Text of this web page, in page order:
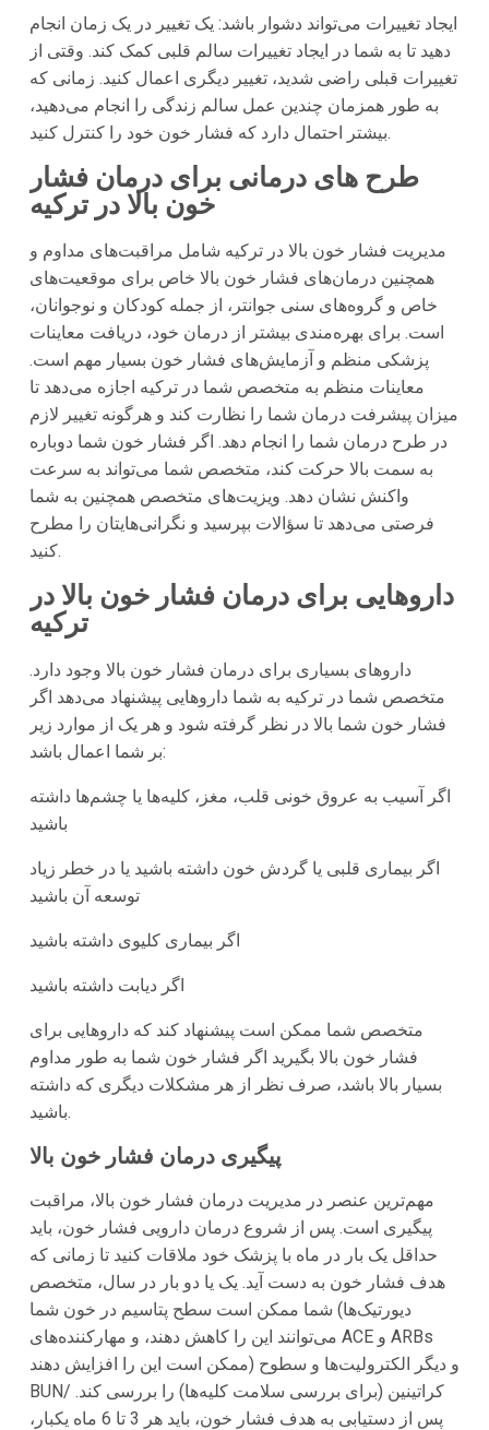
ایجاد تغییرات می‌تواند دشوار باشد: یک تغییر در یک زمان انجام
دهید تا به شما در ایجاد تغییرات سالم قلبی کمک کند. وقتی از
تغییرات قبلی راضی شدید، تغییر دیگری اعمال کنید. زمانی که
به طور همزمان چندین عمل سالم زندگی را انجام می‌دهید،
بیشتر احتمال دارد که فشار خون خود را کنترل کنید.
طرح های درمانی برای درمان فشار
خون بالا در ترکیه
مدیریت فشار خون بالا درترکیه شامل مراقبت‌های مداوم و
همچنین درمان‌های فشار خون بالا خاص برای موقعیت‌های
خاص و گروه‌های سنی جوانتر، از جمله کودکان و نوجوانان،
است. برای بهره‌مندی بیشتر از درمان خود، دریافت معاینات
پزشکی منظم و آزمایش‌های فشار خون بسیار مهم است.
معاینات منظم به متخصص شما درترکیه اجازه می‌دهد تا
میزان پیشرفت درمان شما را نظارت کند و هرگونه تغییر لازم
در طرح درمان شما را انجام دهد. اگر فشار خون شما دوباره
به سمت بالا حرکت کند، متخصص شما می‌تواند به سرعت
واکنش نشان دهد. ویزیت‌های متخصص همچنین به شما
فرصتی می‌دهد تا سؤالات بپرسید و نگرانی‌هایتان را مطرح
کنید.
داروهایی برای درمان فشار خون بالا در
ترکیه
داروهای بسیاری برای درمان فشار خون بالا وجود دارد.
متخصص شما درترکیه به شما داروهایی پیشنهاد می‌دهد اگر
فشار خون شما بالا در نظر گرفته شود و هر یک از موارد زیر
بر شما اعمال باشد:
اگر آسیب به عروق خونی قلب، مغز، کلیه‌ها یا چشم‌ها داشته
باشید
اگر بیماری قلبی یا گردش خون داشته باشید یا در خطر زیاد
توسعه آن باشید
اگر بیماری کلیوی داشته باشید
اگر دیابت داشته باشید
متخصص شما ممکن است پیشنهاد کند که داروهایی برای
فشار خون بالا بگیرید اگر فشار خون شما به طور مداوم
بسیار بالا باشد، صرف نظر از هر مشکلات دیگری که داشته
باشید.
پیگیری درمان فشار خون بالا
مهم‌ترین عنصر در مدیریت درمان فشار خون بالا، مراقبت
پیگیری است. پس از شروع درمان دارویی فشار خون، باید
حداقل یک بار در ماه با پزشک خود ملاقات کنید تا زمانی که
هدف فشار خون به دست آید. یک یا دو بار در سال، متخصص
شما ممکن است سطح پتاسیم در خون شما (دیورتیک‌ها
می‌توانند این را کاهش دهند، و مهارکننده‌های ACE و ARBs
ممکن است این را افزایش دهند) و دیگر الکترولیت‌ها و سطوح
BUN/ کراتینین (برای بررسی سلامت کلیه‌ها) را بررسی کند.
پس از دستیابی به هدف فشار خون، باید هر 3 تا 6 ماه یکبار،